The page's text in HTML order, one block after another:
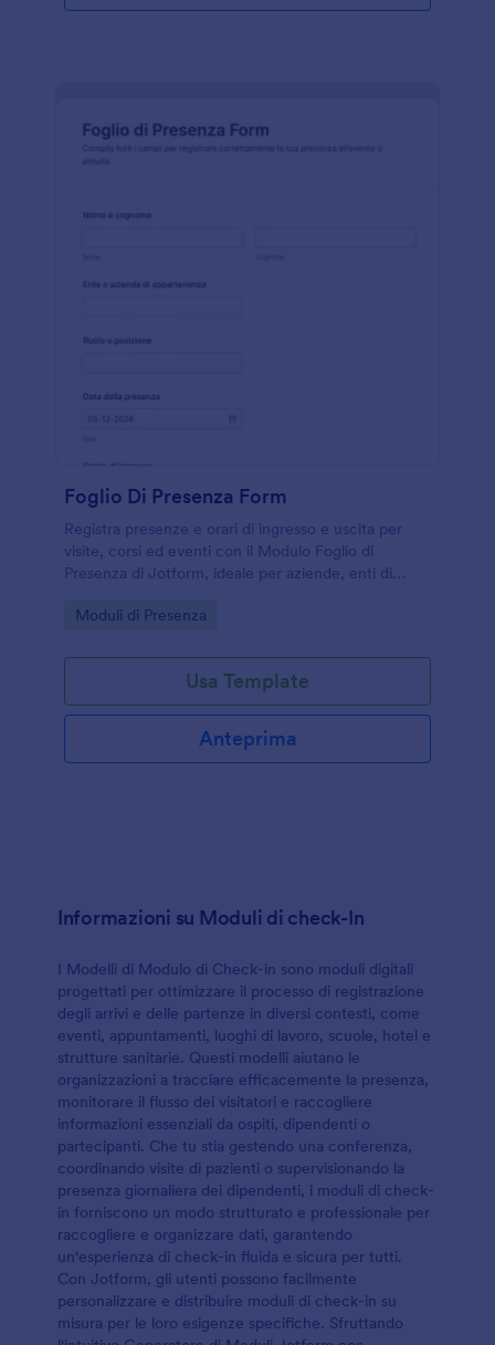
Foglio Di Presenza Form
Registra presenze e orari di ingresso e uscita per
visite, corsi ed eventi con il Modulo Foglio di
Presenza di Jotform, ideale per aziende, enti di
la raccolta dati.
Go to Category:
Moduli di Presenza
Usa Template
Anteprima
Informazioni su Moduli di check-In
I Modelli di Modulo di Check-in sono moduli digitali
progettati per ottimizzare il processo di registrazione
degli arrivi e delle partenze in diversi contesti, come
eventi, appuntamenti, luoghi di lavoro, scuole, hotel e
strutture sanitarie. Questi modelli aiutano le
organizzazioni a tracciare efficacemente la presenza,
monitorare il flusso dei visitatori e raccogliere
informazioni essenziali da ospiti, dipendenti o
partecipanti. Che tu stia gestendo una conferenza,
coordinando visite di pazienti o supervisionando la
presenza giornaliera dei dipendenti, i moduli di check-
in forniscono un modo strutturato e professionale per
raccogliere e organizzare dati, garantendo
un'esperienza di check-in fluida e sicura per tutti.
Con Jotform, gli utenti possono facilmente
personalizzare e distribuire moduli di check-in su
misura per le loro esigenze specifiche. Sfruttando